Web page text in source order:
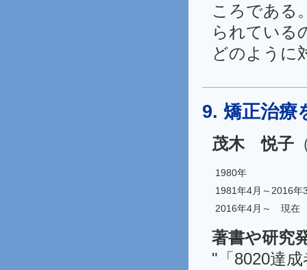
ころである
られている
どのように
9. 矯正治療
茂木 悦子
1980年
1981年4月～2016年
2016年4月～ 現在
著書や研究
"「8020達